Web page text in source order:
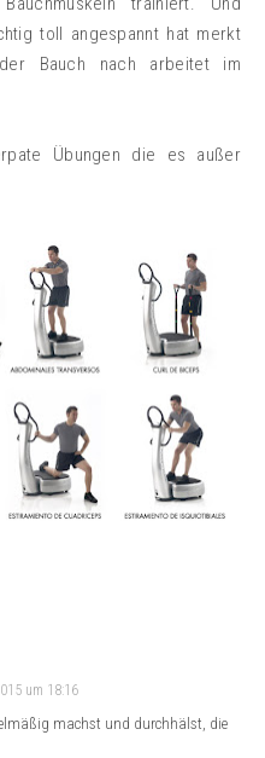
toll angespannt hat merkt
Bauch nach arbeitet im
Übungen die es außer
um 18:16
machst und durchhälst, die